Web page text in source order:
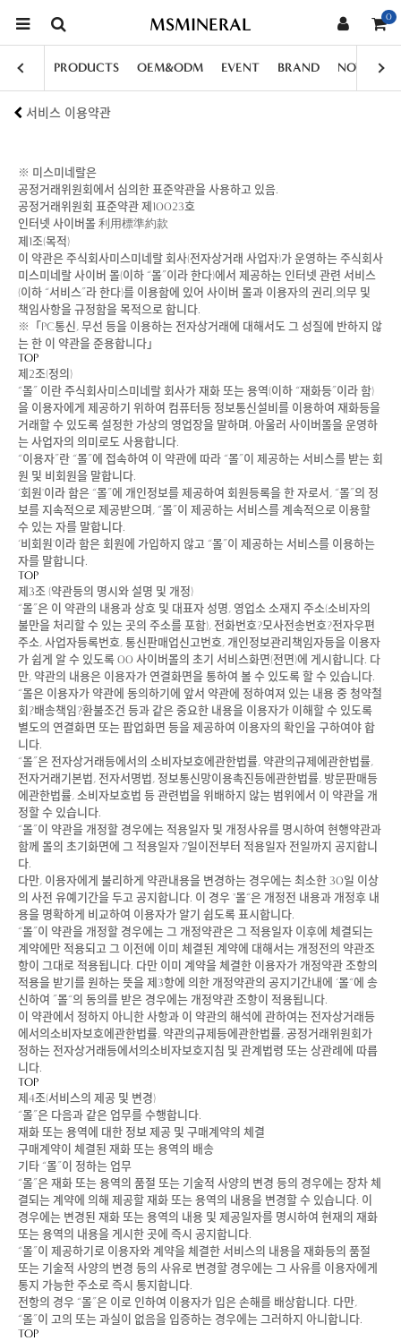
MSMINERAL 0
PRODUCTS OEM&ODM EVENT BRAND NOTICE
서비스 이용약관
※ 미스미네랄은
공정거래위원회에서 심의한 표준약관을 사용하고 있음.
공정거래위원회 표준약관 제10023호
인터넷 사이버몰 利用標準約款
제1조(목적)
이 약관은 주식회사미스미네랄 회사(전자상거래 사업자)가 운영하는 주식회사
미스미네랄 사이버 몰(이하 “몰”이라 한다)에서 제공하는 인터넷 관련 서비스
(이하 “서비스”라 한다)를 이용함에 있어 사이버 몰과 이용자의 권리,의무 및
책임사항을 규정함을 목적으로 합니다.
※「PC통신, 무선 등을 이용하는 전자상거래에 대해서도 그 성질에 반하지 않
는 한 이 약관을 준용합니다」
TOP
제2조(정의)
“몰” 이란 주식회사미스미네랄 회사가 재화 또는 용역(이하 “재화등”이라 함)
을 이용자에게 제공하기 위하여 컴퓨터등 정보통신설비를 이용하여 재화등을
거래할 수 있도록 설정한 가상의 영업장을 말하며, 아울러 사이버몰을 운영하
는 사업자의 의미로도 사용합니다.
“이용자”란 “몰”에 접속하여 이 약관에 따라 “몰”이 제공하는 서비스를 받는 회
원 및 비회원을 말합니다.
‘회원'이라 함은 “몰”에 개인정보를 제공하여 회원등록을 한 자로서, “몰”의 정
보를 지속적으로 제공받으며, “몰”이 제공하는 서비스를 계속적으로 이용할
수 있는 자를 말합니다.
‘비회원'이라 함은 회원에 가입하지 않고 “몰”이 제공하는 서비스를 이용하는
자를 말합니다.
TOP
제3조 (약관등의 명시와 설명 및 개정)
“몰”은 이 약관의 내용과 상호 및 대표자 성명, 영업소 소재지 주소(소비자의
불만을 처리할 수 있는 곳의 주소를 포함), 전화번호?모사전송번호?전자우편
주소, 사업자등록번호, 통신판매업신고번호, 개인정보관리책임자등을 이용자
가 쉽게 알 수 있도록 00 사이버몰의 초기 서비스화면(전면)에 게시합니다. 다
만, 약관의 내용은 이용자가 연결화면을 통하여 볼 수 있도록 할 수 있습니다.
“몰은 이용자가 약관에 동의하기에 앞서 약관에 정하여져 있는 내용 중 청약철
회?배송책임?환불조건 등과 같은 중요한 내용을 이용자가 이해할 수 있도록
별도의 연결화면 또는 팝업화면 등을 제공하여 이용자의 확인을 구하여야 합
니다.
“몰”은 전자상거래등에서의 소비자보호에관한법률, 약관의규제에관한법률,
전자거래기본법, 전자서명법, 정보통신망이용촉진등에관한법률, 방문판매등
에관한법률, 소비자보호법 등 관련법을 위배하지 않는 범위에서 이 약관을 개
정할 수 있습니다.
“몰”이 약관을 개정할 경우에는 적용일자 및 개정사유를 명시하여 현행약관과
함께 몰의 초기화면에 그 적용일자 7일이전부터 적용일자 전일까지 공지합니
다.
다만, 이용자에게 불리하게 약관내용을 변경하는 경우에는 최소한 30일 이상
의 사전 유예기간을 두고 공지합니다. 이 경우 "몰“은 개정전 내용과 개정후 내
용을 명확하게 비교하여 이용자가 알기 쉽도록 표시합니다.
“몰”이 약관을 개정할 경우에는 그 개정약관은 그 적용일자 이후에 체결되는
계약에만 적용되고 그 이전에 이미 체결된 계약에 대해서는 개정전의 약관조
항이 그대로 적용됩니다. 다만 이미 계약을 체결한 이용자가 개정약관 조항의
적용을 받기를 원하는 뜻을 제3항에 의한 개정약관의 공지기간내에 ‘몰“에 송
신하여 ”몰“의 동의를 받은 경우에는 개정약관 조항이 적용됩니다.
이 약관에서 정하지 아니한 사항과 이 약관의 해석에 관하여는 전자상거래등
에서의소비자보호에관한법률, 약관의규제등에관한법률, 공정거래위원회가
정하는 전자상거래등에서의소비자보호지침 및 관계법령 또는 상관례에 따릅
니다.
TOP
제4조(서비스의 제공 및 변경)
“몰”은 다음과 같은 업무를 수행합니다.
재화 또는 용역에 대한 정보 제공 및 구매계약의 체결
구매계약이 체결된 재화 또는 용역의 배송
기타 “몰”이 정하는 업무
“몰”은 재화 또는 용역의 품절 또는 기술적 사양의 변경 등의 경우에는 장차 체
결되는 계약에 의해 제공할 재화 또는 용역의 내용을 변경할 수 있습니다. 이
경우에는 변경된 재화 또는 용역의 내용 및 제공일자를 명시하여 현재의 재화
또는 용역의 내용을 게시한 곳에 즉시 공지합니다.
“몰”이 제공하기로 이용자와 계약을 체결한 서비스의 내용을 재화등의 품절
또는 기술적 사양의 변경 등의 사유로 변경할 경우에는 그 사유를 이용자에게
통지 가능한 주소로 즉시 통지합니다.
전항의 경우 “몰”은 이로 인하여 이용자가 입은 손해를 배상합니다. 다만,
“몰”이 고의 또는 과실이 없음을 입증하는 경우에는 그러하지 아니합니다.
TOP